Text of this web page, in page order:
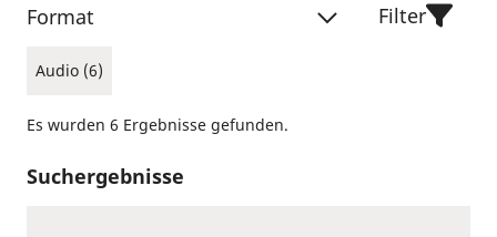
Format
Audio (6)
Filter
Es wurden 6 Ergebnisse gefunden.
Suchergebnisse